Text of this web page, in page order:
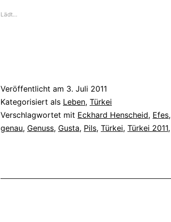
Lädt…
Veröffentlicht am 3. Juli 2011
Kategorisiert als Leben, Türkei
Verschlagwortet mit Eckhard Henscheid, Efes,
genau, Genuss, Gusta, Pils, Türkei, Türkei 2011,